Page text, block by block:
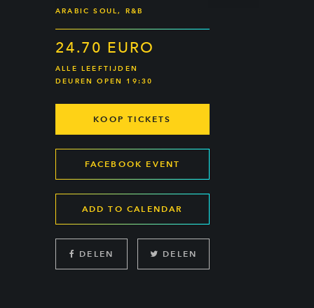
ARABIC SOUL, R&B
24.70 EURO
ALLE LEEFTIJDEN
DEUREN OPEN 19:30
KOOP TICKETS
FACEBOOK EVENT
ADD TO CALENDAR
DELEN DELEN